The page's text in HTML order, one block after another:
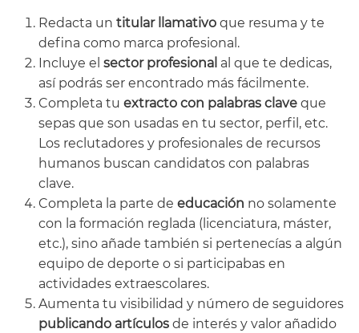
Redacta un titular llamativo que resuma y te
defina como marca profesional.
Incluye el sector profesional al que te dedicas,
así podrás ser encontrado más fácilmente.
Completa tu extracto con palabras clave que
sepas que son usadas en tu sector, perfil, etc.
Los reclutadores y profesionales de recursos
humanos buscan candidatos con palabras
clave.
Completa la parte de educación no solamente
con la formación reglada (licenciatura, máster,
etc.), sino añade también si pertenecías a algún
equipo de deporte o si participabas en
actividades extraescolares.
Aumenta tu visibilidad y número de seguidores
publicando artículos de interés y valor añadido